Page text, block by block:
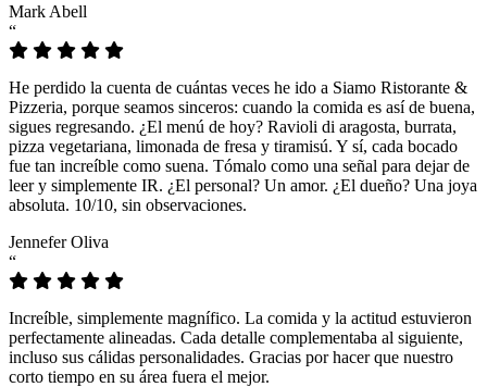
Mark Abell
“
He perdido la cuenta de cuántas veces he ido a Siamo Ristorante &
Pizzeria, porque seamos sinceros: cuando la comida es así de buena,
sigues regresando. ¿El menú de hoy? Ravioli di aragosta, burrata,
pizza vegetariana, limonada de fresa y tiramisú. Y sí, cada bocado
fue tan increíble como suena. Tómalo como una señal para dejar de
leer y simplemente IR. ¿El personal? Un amor. ¿El dueño? Una joya
absoluta. 10/10, sin observaciones.
Jennefer Oliva
“
Increíble, simplemente magnífico. La comida y la actitud estuvieron
perfectamente alineadas. Cada detalle complementaba al siguiente,
incluso sus cálidas personalidades. Gracias por hacer que nuestro
corto tiempo en su área fuera el mejor.